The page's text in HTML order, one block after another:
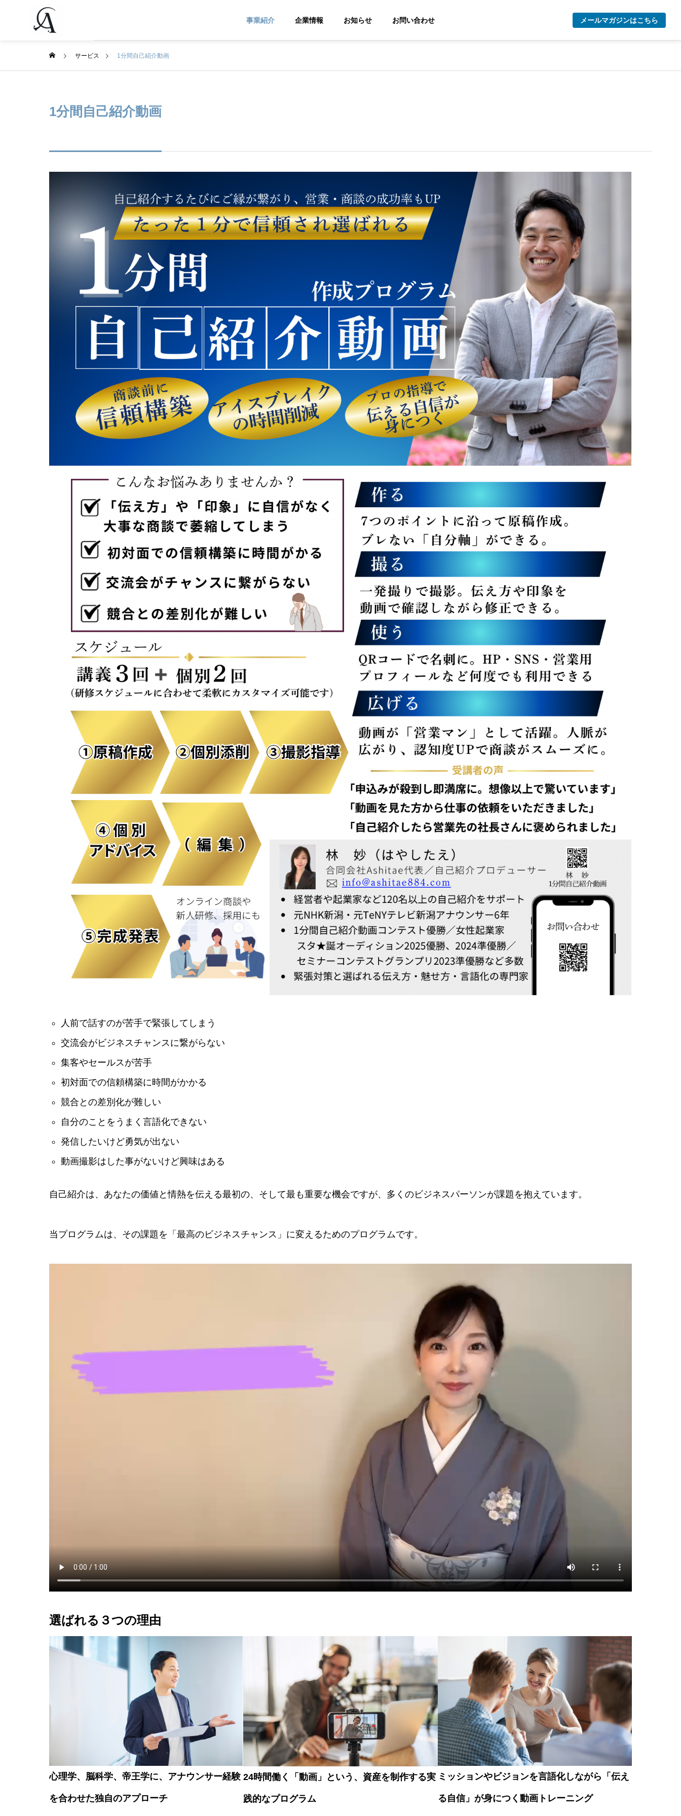
事業紹介 企業情報 お知らせ お問い合わせ メールマガジンはこちら
サービス 1分間自己紹介動画
1分間自己紹介動画
人前で話すのが苦手で緊張してしまう
交流会がビジネスチャンスに繋がらない
集客やセールスが苦手
初対面での信頼構築に時間がかかる
競合との差別化が難しい
自分のことをうまく言語化できない
発信したいけど勇気が出ない
動画撮影はした事がないけど興味はある
自己紹介は、あなたの価値と情熱を伝える最初の、そして最も重要な機会ですが、多くのビジネスパーソンが課題を抱えています。
当プログラムは、その課題を「最高のビジネスチャンス」に変えるためのプログラムです。
選ばれる３つの理由
心理学、脳科学、帝王学に、アナウンサー経験
を合わせた独自のアプローチ
24時間働く「動画」という、資産を制作する実
践的なプログラム
ミッションやビジョンを言語化しながら「伝え
る自信」が身につく動画トレーニング